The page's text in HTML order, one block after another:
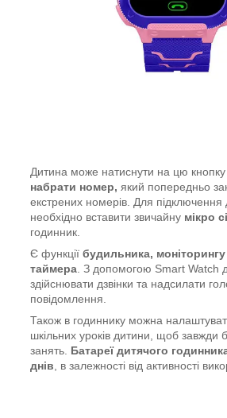
Дитина може натиснути на цю кнопку
набрати номер, який попередньо
екстрених номерів. Для підключення
необхідно вставити звичайну мікро
годинник.
Є функції будильника, моніторингу
таймера. З допомогою Smart Watch
здійснювати дзвінки та надсилати
повідомлення.
Також в годиннику можна
шкільних уроків дитини, щоб завжди
занять. Батареї дитячого
днів, в залежності від активності